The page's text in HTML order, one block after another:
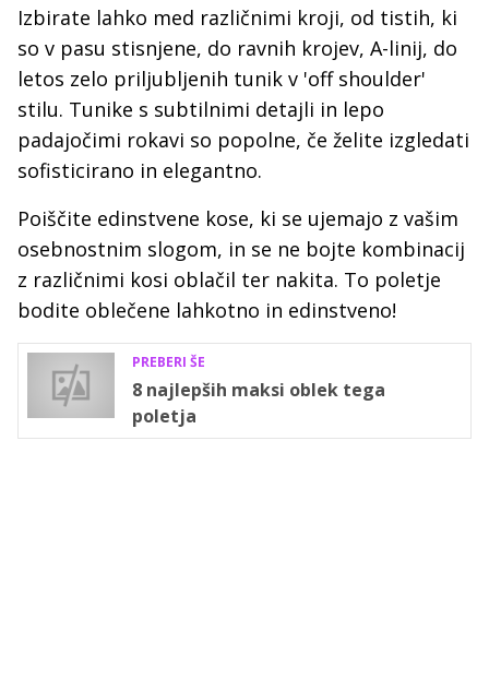
Izbirate lahko med različnimi kroji, od tistih, ki
so v pasu stisnjene, do ravnih krojev, A-linij, do
letos zelo priljubljenih tunik v 'off shoulder'
stilu. Tunike s subtilnimi detajli in lepo
padajočimi rokavi so popolne, če želite izgledati
sofisticirano in elegantno.
Poiščite edinstvene kose, ki se ujemajo z vašim
osebnostnim slogom, in se ne bojte kombinacij
z različnimi kosi oblačil ter nakita. To poletje
bodite oblečene lahkotno in edinstveno!
PREBERI ŠE
8 najlepših maksi oblek tega
poletja